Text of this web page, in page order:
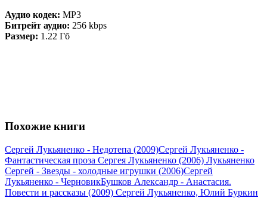
Аудио кодек: MP3
Битрейт аудио: 256 kbps
Размер: 1.22 Гб
Похожие книги
Сергей Лукьяненко - Недотепа (2009)Сергей Лукьяненко -
Фантастическая проза Сергея Лукьяненко (2006) Лукьяненко
Сергей - Звезды - холодные игрушки (2006)Сергей
Лукьяненко - ЧерновикБушков Александр - Анастасия.
Повести и рассказы (2009) Сергей Лукьяненко, Юлий Буркин